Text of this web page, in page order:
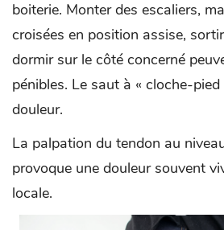
boiterie. Monter des escaliers,
croisées en position assise,
dormir sur le côté concerné
pénibles. Le saut à « cloche-
douleur.
La palpation du tendon au
provoque une douleur souvent
locale.